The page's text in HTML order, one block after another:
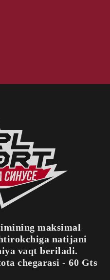
maksimal
natijani
vaqt beriladi.
chegarasi - 60 Gts